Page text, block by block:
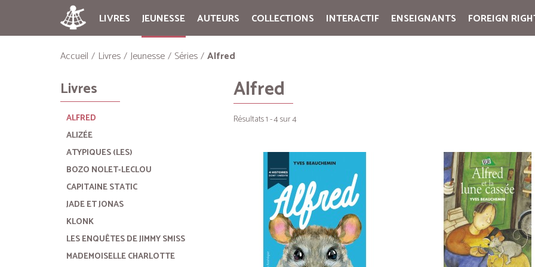
LIVRES JEUNESSE AUTEURS COLLECTIONS INTERACTIF ENSEIGNANTS FOREIGN
Accueil Livres Jeunesse Séries Alfred
Livres
ALFRED
ALIZÉE
ATYPIQUES (LES)
BOZO NOLET-LECLOU
CAPITAINE STATIC
JADE ET JONAS
KLONK
LES ENQUÊTES DE JIMMY SMISS
MADEMOISELLE CHARLOTTE
Alfred
Résultats 1 - 4 sur 4